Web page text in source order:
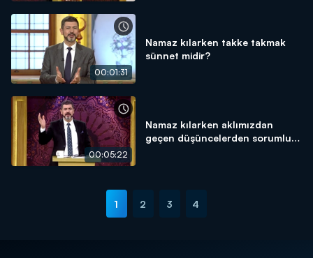
00:01:31
Namaz kılarken takke takmak
sünnet midir?
00:05:22
Namaz kılarken aklımızdan
geçen düşüncelerden sorumlu
1 2 3 4